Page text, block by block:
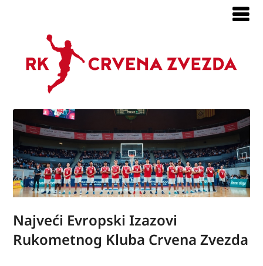
Najveći Evropski Izazovi
Rukometnog Kluba Crvena Zvezda